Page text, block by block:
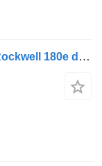
IVECO Essieu et pièces de direction Rockwell 180e différentiel.d'occasion A3200E1539307 pour camion